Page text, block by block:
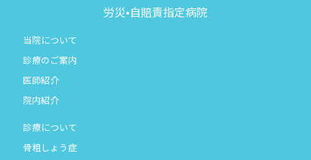
労災•自賠責指定病院
当院について
診療のご案内
医師紹介
院内紹介
診療について
骨粗しょう症